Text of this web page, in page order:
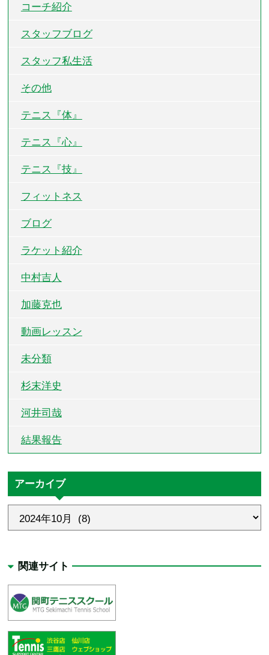
コーチ紹介
スタッフブログ
スタッフ私生活
その他
テニス『体』
テニス『心』
テニス『技』
フィットネス
ブログ
ラケット紹介
中村吉人
加藤克也
動画レッスン
未分類
杉末洋史
河井司哉
結果報告
アーカイブ
関連サイト